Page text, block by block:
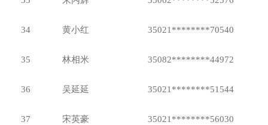
34 黄小红 35021********70540
35 林相米 35082********44972
36 吴延延 35021********51544
37 宋英豪 35021********56030